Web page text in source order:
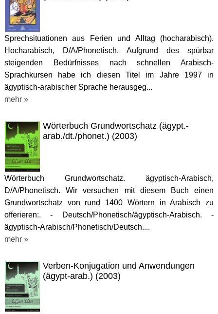
Sprechsituationen aus Ferien und Alltag (hocharabisch).
Hocharabisch, D/A/Phonetisch. Aufgrund des spürbar
steigenden Bedürfnisses nach schnellen Arabisch-
Sprachkursen habe ich diesen Titel im Jahre 1997 in
ägyptisch-arabischer Sprache herausgeg...
mehr »
Wörterbuch Grundwortschatz (ägypt.-
arab./dt./phonet.) (2003)
Wörterbuch Grundwortschatz. ägyptisch-Arabisch,
D/A/Phonetisch. Wir versuchen mit diesem Buch einen
Grundwortschatz von rund 1400 Wörtern in Arabisch zu
offerieren:. - Deutsch/Phonetisch/ägyptisch-Arabisch. -
ägyptisch-Arabisch/Phonetisch/Deutsch....
mehr »
Verben-Konjugation und Anwendungen
(ägypt-arab.) (2003)